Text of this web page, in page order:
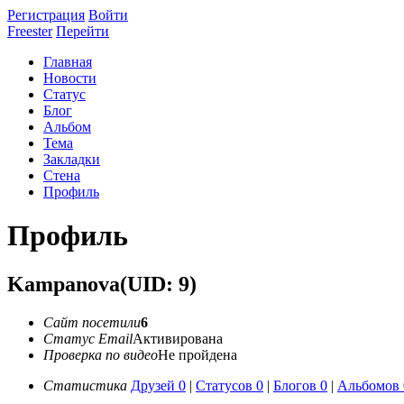
Регистрация Войти
Freester Перейти
Главная
Новости
Статус
Блог
Альбом
Тема
Закладки
Стена
Профиль
Профиль
Kampanova(UID: 9)
Сайт посетили6
Статус EmailАктивирована
Проверка по видеоНе пройдена
Статистика Друзей 0 | Статусов 0 | Блогов 0 | Альбомов